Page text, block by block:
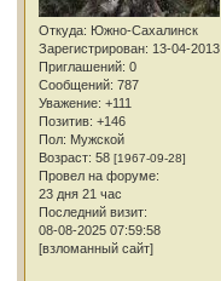
Откуда: Южно-Сахалинск
Зарегистрирован: 13-04-2013
Приглашений: 0
Сообщений: 787
Уважение: +111
Позитив: +146
Пол: Мужской
Возраст: 58 [1967-09-28]
Провел на форуме:
23 дня 21 час
Последний визит:
08-08-2025 07:59:58
[взломанный сайт]